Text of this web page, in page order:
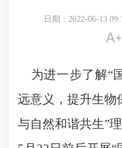
日期：2022-06-13

为进一步了解“
远意义，提升生物
与自然和谐共生”